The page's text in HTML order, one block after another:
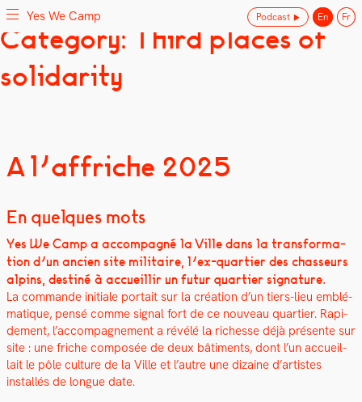
to
content
Yes We Camp
Utilisation inventive des espaces disponibles
Category: Third places of
solidarity
A l’affriche 2025
En quelques mots
Yes We Camp a accom­pa­g­né la Ville dans la trans­for­ma­
tion d’un ancien site mil­i­taire, l’ex-quartier des chas­seurs
alpins, des­tiné à accueil­lir un futur quarti­er sig­na­ture.
La com­mande ini­tiale por­tait sur la créa­tion d’un tiers-lieu emblé­
ma­tique, pen­sé comme sig­nal fort de ce nou­veau quarti­er. Rapi­
de­ment, l’accompagnement a révélé la richesse déjà présente sur
site : une friche com­posée de deux bâti­ments, dont l’un accueil­
lait le pôle cul­ture de la Ville et l’autre une dizaine d’artistes
instal­lés de longue date.
Yes We Camp Podcast En Fr